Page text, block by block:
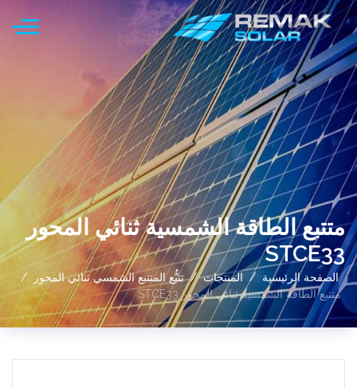
متتبع الطاقة الشمسية ثنائي المحور
STCE33
الصفحة الرئيسية المنتجات
تتبُّع المتتبع الشمسي ثنائي المحور
متتبع الطاقة الشمسية ثنائي المحور STCE33